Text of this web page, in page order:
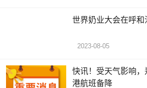
世界奶业大会在呼和
2023-08-05
快讯！受天气影响
港航班备降